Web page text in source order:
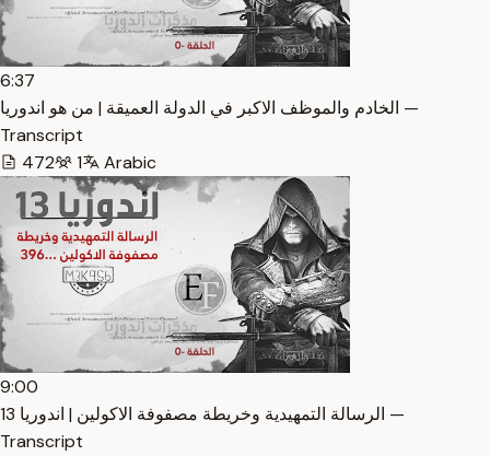
6:37
الخادم والموظف الاكبر في الدولة العميقة | من هو اندوريا —
Transcript
472
1 Arabic
9:00
الرسالة التمهيدية وخريطة مصفوفة الاكولين | اندوريا 13 —
Transcript